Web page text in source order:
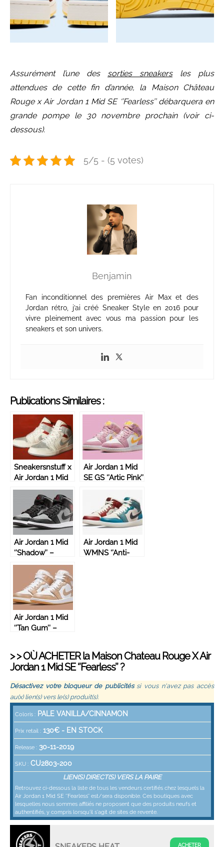
Assurément l’une des sorties sneakersles plus
attendues de cette fin d’année, la Maison Château
Rouge x Air Jordan 1 Mid SE ‘’Fearless’’ débarquera en
grande pompe le 30 novembre prochain (voir ci-
dessous).
5/5 - (5 votes)
Benjamin
Fan inconditionnel des premières Air Max et des
Jordan rétro, j’ai créé Sneaker Style en 2016 pour
vivre pleinement avec vous ma passion pour les
sneakers et son univers.
Publications Similaires :
Sneakersnstuff x
Air Jordan 1 Mid
Premium ‘’20th
Anniversary’’
Air Jordan 1 Mid
SE GS ‘’Artic Pink’’
Air Jordan 1 Mid
‘’Shadow’’ –
554724-096
Air Jordan 1 Mid
WMNS ‘’Anti-
Air Jordan 1 Mid
‘’Tan Gum’’ –
> > OÙ ACHETER la Maison Chateau RougeX Air
Jordan 1 Mid SE ‘’Fearless’’ ?
Désactivez votre bloqueur de publicitéssi vous n'avez pas accès
au(x) lien(s) vers le(s) produit(s).
Coloris : PALE VANILLA/CINNAMON
Prix retail : 130€ - EN STOCK
Release : 30-11-2019
SKU : CU2803-200
LIEN(S) DIRECT(S) VERS LA PAIRE
Retrouvez ci-dessous la liste de tous les vendeurs certifiés chez lesquels la
Air Jordan 1 Mid SE ‘’Fearless’’ est/sera disponible. Ces boutiques avec
lesquelles nous sommes affiliés ne proposent que des produits neufs et
authentifiés, y compris lorsqu'il s'agit de sites de revente.